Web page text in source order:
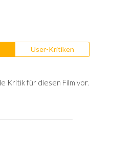
User-Kritiken
Kritik für diesen Film vor.